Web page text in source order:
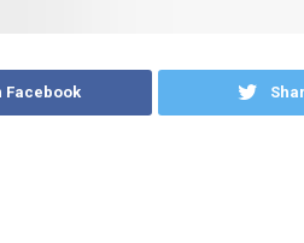
Facebook